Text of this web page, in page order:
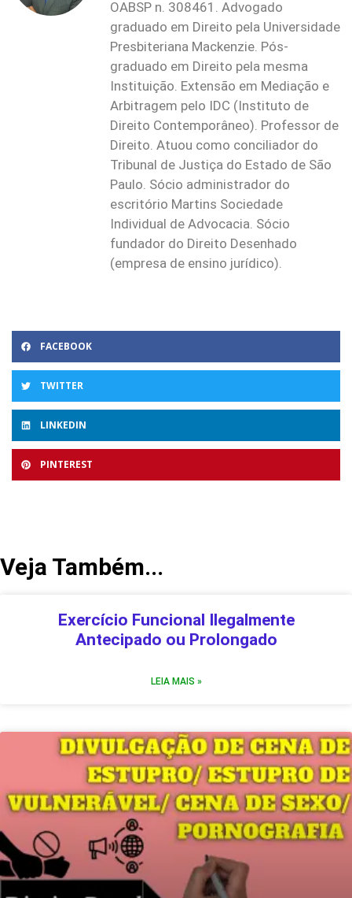
OABSP n. 308461. Advogado
graduado em Direito pela Universidade
Presbiteriana Mackenzie. Pós-
graduado em Direito pela mesma
Instituição. Extensão em Mediação e
Arbitragem pelo IDC (Instituto de
Direito Contemporâneo). Professor de
Direito. Atuou como conciliador do
Tribunal de Justiça do Estado de São
Paulo. Sócio administrador do
escritório Martins Sociedade
Individual de Advocacia. Sócio
fundador do Direito Desenhado
(empresa de ensino jurídico).
FACEBOOK
TWITTER
LINKEDIN
PINTEREST
Veja Também...
Exercício Funcional Ilegalmente
Antecipado ou Prolongado
LEIA MAIS »